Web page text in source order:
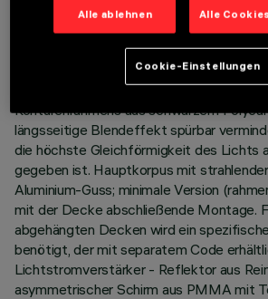
Miniaturisierte, lineare Einbauleuchte für
vertikale Beleuchtung von Wänden. Die
Technologie des optischen Systems
gleichmäßige und leistungsstarke
die keine Schattenzonen in Deckennähe
Konturenrahmens aus schwarzem
längsseitige Blendeffekt spürbar
die höchste Gleichförmigkeit des Lichts
gegeben ist. Hauptkorpus mit
Aluminium-Guss; minimale Version
mit der Decke abschließende Montage.
abgehängten Decken wird ein
benötigt, der mit separatem Code
Lichtstromverstärker - Reflektor aus
asymmetrischer Schirm aus PMMA mit
Alle ablehnen Alle
Cookie-Einstellungen